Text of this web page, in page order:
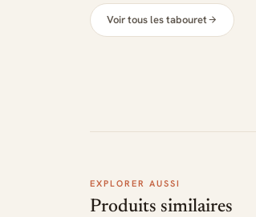
Voir tous les tabouret
EXPLORER AUSSI
Produits similaires